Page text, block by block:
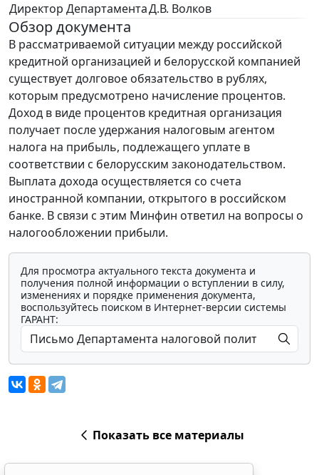
Директор ДепартаментаД.В. Волков
Обзор документа
В рассматриваемой ситуации между российской
кредитной организацией и белорусской компанией
существует долговое обязательство в рублях,
которым предусмотрено начисление процентов.
Доход в виде процентов кредитная организация
получает после удержания налоговым агентом
налога на прибыль, подлежащего уплате в
соответствии с белорусским законодательством.
Выплата дохода осуществляется со счета
иностранной компании, открытого в российском
банке. В связи с этим Минфин ответил на вопросы о
налогообложении прибыли.
Для просмотра актуального текста документа и
получения полной информации о вступлении в силу,
изменениях и порядке применения документа,
воспользуйтесь поиском в Интернет-версии системы
ГАРАНТ:
Показать все материалы